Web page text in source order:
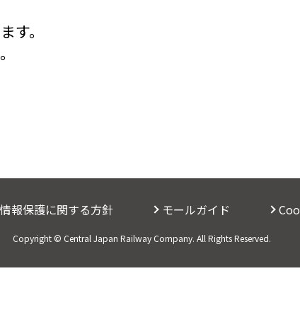
す。
報保護に関する方針 モールガイド
Copyright © Central Japan Railway Company. All Rights Reserved.